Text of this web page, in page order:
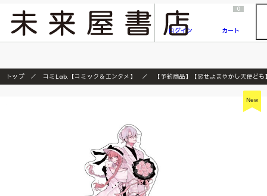
『ONE PIECE magazine 021 ONE PIECEカード付き同梱版』発売延期のご案内
ログイン
0
カート
トップ コミLab.【コミック＆エンタメ】 【予約商品】【恋せよまやかし天使ど
New